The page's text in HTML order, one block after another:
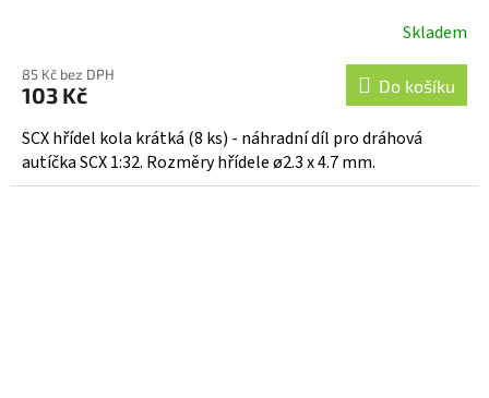
Skladem
85 Kč bez DPH
103 Kč Do košíku
SCX hřídel kola krátká (8 ks) - náhradní díl pro dráhová
autíčka SCX 1:32. Rozměry hřídele ø2.3 x 4.7 mm.